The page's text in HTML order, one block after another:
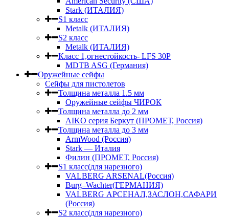
Stark (ИТАЛИЯ)
S1 класс
Metalk (ИТАЛИЯ)
S2 класс
Metalk (ИТАЛИЯ)
Класс 1,огнестойкость- LFS 30P
MDTB ASG (Германия)
Оружейные сейфы
Сейфы для пистолетов
Толщина металла 1.5 мм
Оружейные сейфы ЧИРОК
Толщина металла до 2 мм
AIKO серия Беркут (ПРОМЕТ, Россия)
Толщина металла до 3 мм
ArmWood (Россия)
Stark — Италия
Филин (ПРОМЕТ, Россия)
S1 класс(для нарезного)
VALBERG ARSENAL(Россия)
Burg–Wachter(ГЕРМАНИЯ)
VALBERG АРСЕНАЛ,ЗАСЛОН,САФАРИ
(Россия)
S2 класс(для нарезного)